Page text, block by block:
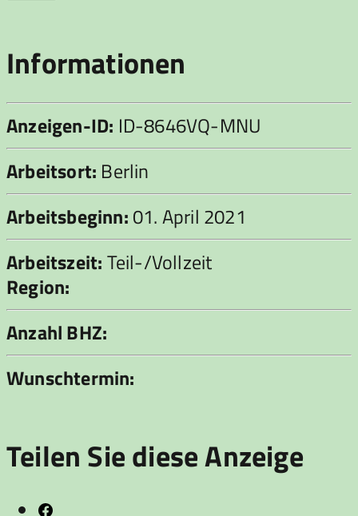
Informationen
Anzeigen-ID: ID-8646VQ-MNU
Arbeitsort: Berlin
Arbeitsbeginn:01. April 2021
Arbeitszeit:Teil-/Vollzeit
Region:
Anzahl BHZ:
Wunschtermin:
Teilen Sie diese Anzeige